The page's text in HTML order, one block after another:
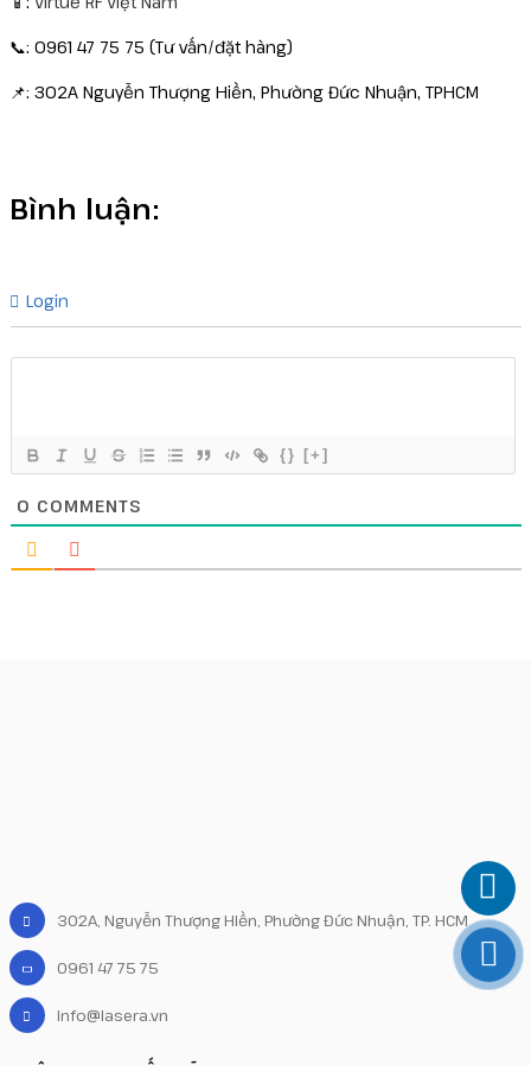
📞: 0961 47 75 75 (Tư vấn/đặt hàng)
📌: 302A Nguyễn Thượng Hiền, Phường Đức Nhuận, TPHCM
Bình luận:
Login
{} [+]
0 COMMENTS
302A, Nguyễn Thượng Hiền, Phường Đức Nhuận, TP. HCM
0961 47 75 75
info@lasera.vn